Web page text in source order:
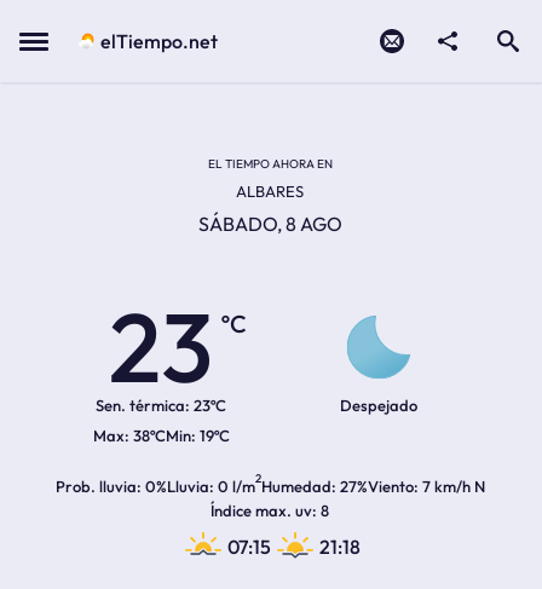
Menu elTiempo.net
EL TIEMPO AHORA EN
ALBARES
SÁBADO, 8 AGO
23
ºC
Sen. térmica: 23ºC
38ºC 19ºC
Despejado
Prob. lluvia 0%Lluvia 0 l/m2Humedad 27%Viento 7 km/h N
Índice max. uv 8
07:15 21:18